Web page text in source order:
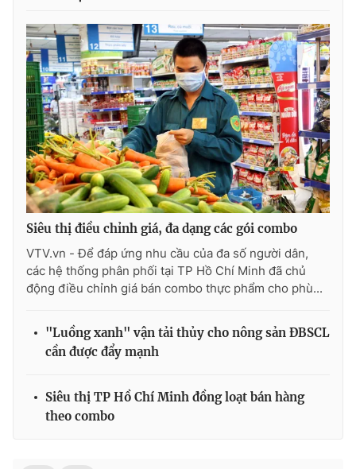
Siêu thị điều chỉnh giá, đa dạng các gói combo
VTV.vn - Để đáp ứng nhu cầu của đa số người dân,
các hệ thống phân phối tại TP Hồ Chí Minh đã chủ
động điều chỉnh giá bán combo thực phẩm cho phù...
"Luồng xanh" vận tải thủy cho nông sản ĐBSCL
cần được đẩy mạnh
Siêu thị TP Hồ Chí Minh đồng loạt bán hàng
theo combo